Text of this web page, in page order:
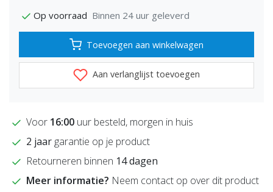
Op voorraad Binnen 24 uur geleverd
Toevoegen aan winkelwagen
Aan verlanglijst toevoegen
Voor 16:00 uur besteld, morgen in huis
2 jaargarantie op je product
Retourneren binnen 14 dagen
Meer informatie? Neem contact op over dit product